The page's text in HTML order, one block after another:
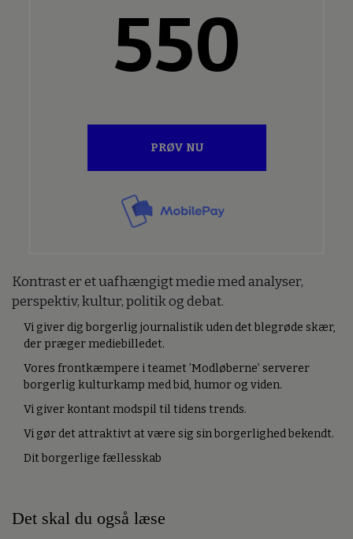
550
PRØV NU
Kontrast er et uafhængigt medie med analyser,
perspektiv, kultur, politik og debat.
Vi giver dig borgerlig journalistik uden det blegrøde skær,
der præger mediebilledet.
Vores frontkæmpere i teamet ’Modløberne’ serverer
borgerlig kulturkamp med bid, humor og viden.
Vi giver kontant modspil til tidens trends.
Vi gør det attraktivt at være sig sin borgerlighed bekendt.
Dit borgerlige fællesskab
Det skal du også læse